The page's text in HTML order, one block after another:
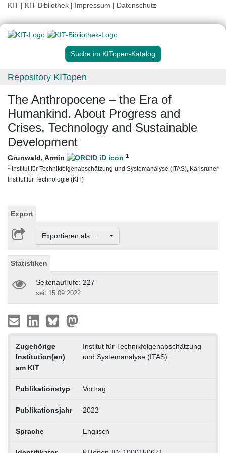
KIT | KIT-Bibliothek | Impressum | Datenschutz
Suche im KITopen-Katalog
Repository KITopen
The Anthropocene – the Era of
Humankind. About Progress and
Crises, Technology and Sustainable
Development
Grunwald, Armin 1
1 Institut für Technikfolgenabschätzung und Systemanalyse (ITAS), Karlsruher
Institut für Technologie (KIT)
Export
Exportieren als ...
Statistiken
Seitenaufrufe: 227
seit 15.09.2022
Zugehörige
Institution(en)
am KIT
Institut für Technikfolgenabschätzung
und Systemanalyse (ITAS)
Publikationstyp Vortrag
Publikationsjahr 2022
Sprache Englisch